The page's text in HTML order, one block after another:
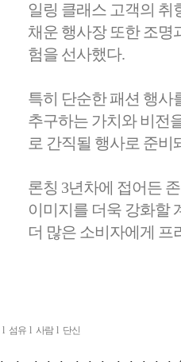
일링 클래스 고객의 취
채운 행사장 또한 조명
험을 선사했다.
특히 단순한 패션 행사
추구하는 가치와 비전
로 간직될 행사로 준비
론칭 3년차에 접어든
이미지를 더욱 강화할
더 많은 소비자에게 프
l 섬유 l 사람l 단신